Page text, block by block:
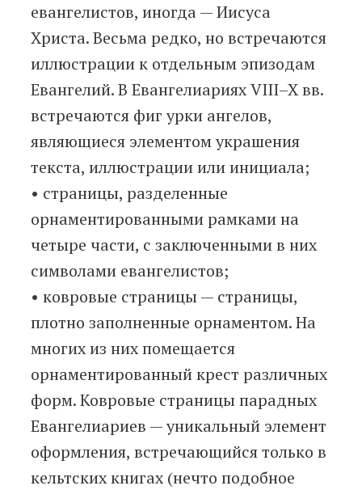
евангелистов, иногда — Иисуса
Христа. Весьма редко, но встречаются
иллюстрации к отдельным эпизодам
Евангелий. В Евангелиариях VIII–X вв.
встречаются фиг урки ангелов,
являющиеся элементом украшения
текста, иллюстрации или инициала;
• страницы, разделенные
орнаментированными рамками на
четыре части, с заключенными в них
символами евангелистов;
• ковровые страницы — страницы,
плотно заполненные орнаментом. На
многих из них помещается
орнаментированный крест различных
форм. Ковровые страницы парадных
Евангелиариев — уникальный элемент
оформления, встречающийся только в
кельтских книгах (нечто подобное